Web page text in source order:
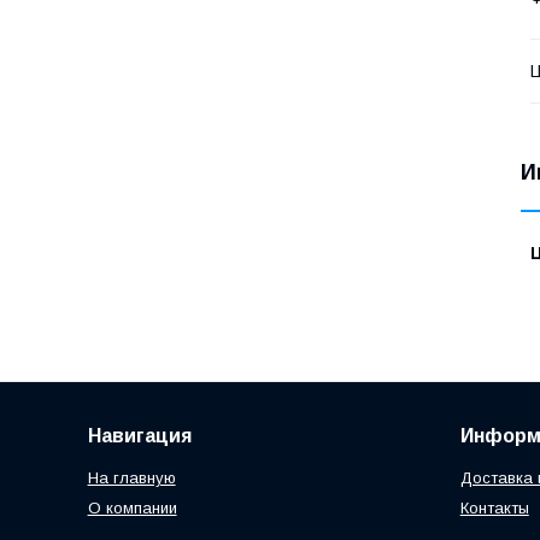
Навигация
На главную
О компании
Доставка
Контакты